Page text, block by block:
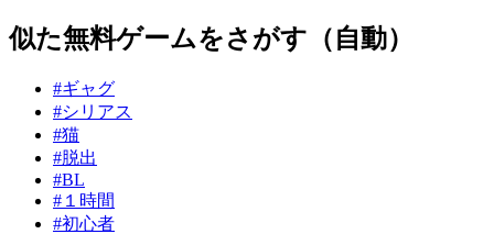
似た無料ゲームをさがす（自動）
#ギャグ
#シリアス
#猫
#脱出
#BL
#１時間
#初心者